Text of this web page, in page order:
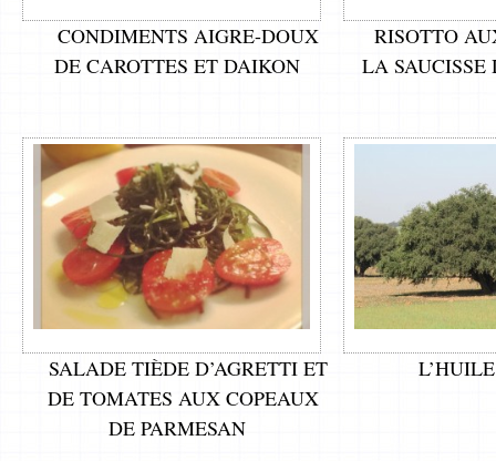
CONDIMENTS AIGRE-DOUX
DE CAROTTES ET DAIKON
RISOTTO
LA SAUCISSE
SALADE TIÈDE D’AGRETTI ET
DE TOMATES AUX COPEAUX
DE PARMESAN